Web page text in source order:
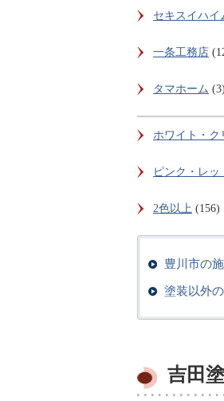
セキスイハイ
一条工務店
タマホーム (3)
ホワイト・ク
ピンク・レッ
2色以上 (156)
豊川市の
塗装以外
吉田